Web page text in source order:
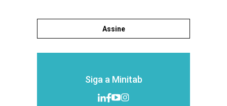
Assine
Siga a Minitab